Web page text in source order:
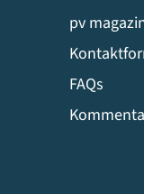
pv
FAQs